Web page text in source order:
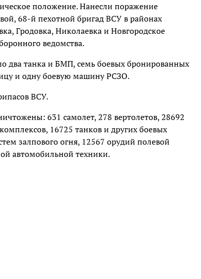
положение. Нанесли поражение
68-й пехотной бригад ВСУ в районах
Гродовка, Николаевка и Новгородское
ведомства.
два танка и БМП, семь боевых бронированных
и одну боевую машину РСЗО.
ВСУ.
631 самолет, 278 вертолетов, 28692
16725 танков и других боевых
залпового огня, 12567 орудий полевой
автомобильной техники.